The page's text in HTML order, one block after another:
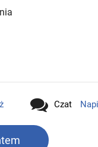
Czat